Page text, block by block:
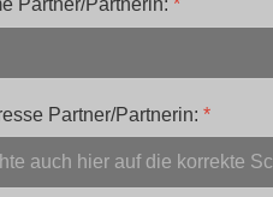
Partner/Partnerin: *
Partner/Partnerin: *